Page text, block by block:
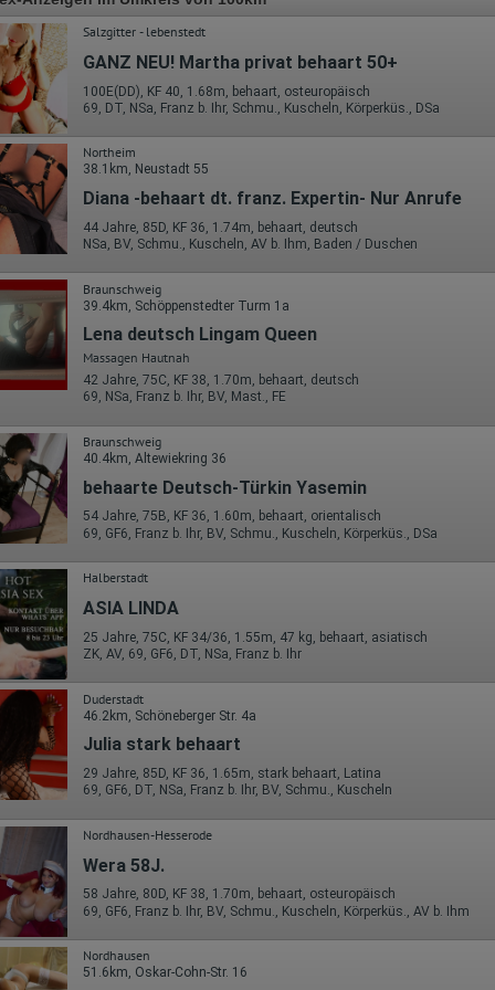
Salzgitter - lebenstedt
GANZ NEU! Martha privat behaart 50+
100E(DD), KF 40, 1.68m, behaart, osteuropäisch
69, DT, NSa, Franz b. Ihr, Schmu., Kuscheln, Körperküs., DSa
Northeim
38.1km, Neustadt 55
Diana -behaart dt. franz. Expertin- Nur Anrufe
44 Jahre, 85D, KF 36, 1.74m, behaart, deutsch
NSa, BV, Schmu., Kuscheln, AV b. Ihm, Baden / Duschen
Braunschweig
39.4km, Schöppenstedter Turm 1a
Lena deutsch Lingam Queen
Massagen Hautnah
42 Jahre, 75C, KF 38, 1.70m, behaart, deutsch
69, NSa, Franz b. Ihr, BV, Mast., FE
Braunschweig
40.4km, Altewiekring 36
behaarte Deutsch-Türkin Yasemin
54 Jahre, 75B, KF 36, 1.60m, behaart, orientalisch
69, GF6, Franz b. Ihr, BV, Schmu., Kuscheln, Körperküs., DSa
Halberstadt
ASIA LINDA
25 Jahre, 75C, KF 34/36, 1.55m, 47 kg, behaart, asiatisch
ZK, AV, 69, GF6, DT, NSa, Franz b. Ihr
Duderstadt
46.2km, Schöneberger Str. 4a
Julia stark behaart
29 Jahre, 85D, KF 36, 1.65m, stark behaart, Latina
69, GF6, DT, NSa, Franz b. Ihr, BV, Schmu., Kuscheln
Nordhausen-Hesserode
Wera 58J.
58 Jahre, 80D, KF 38, 1.70m, behaart, osteuropäisch
69, GF6, Franz b. Ihr, BV, Schmu., Kuscheln, Körperküs., AV b. Ihm
Nordhausen
51.6km, Oskar-Cohn-Str. 16